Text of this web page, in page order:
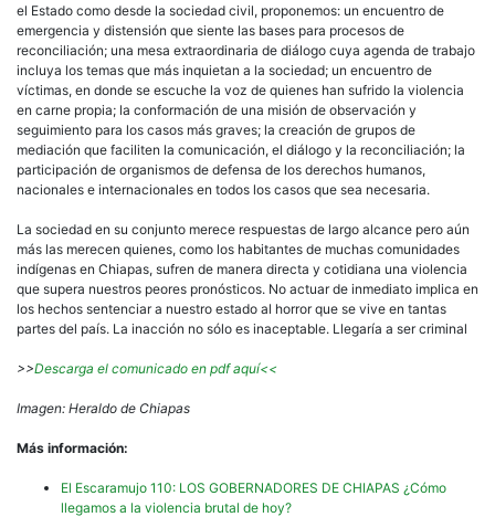
el Estado como desde la sociedad civil, proponemos: un encuentro de
emergencia y distensión que siente las bases para procesos de
reconciliación; una mesa extraordinaria de diálogo cuya agenda de trabajo
incluya los temas que más inquietan a la sociedad; un encuentro de
víctimas, en donde se escuche la voz de quienes han sufrido la violencia
en carne propia; la conformación de una misión de observación y
seguimiento para los casos más graves; la creación de grupos de
mediación que faciliten la comunicación, el diálogo y la reconciliación; la
participación de organismos de defensa de los derechos humanos,
nacionales e internacionales en todos los casos que sea necesaria.
La sociedad en su conjunto merece respuestas de largo alcance pero aún
más las merecen quienes, como los habitantes de muchas comunidades
indígenas en Chiapas, sufren de manera directa y cotidiana una violencia
que supera nuestros peores pronósticos. No actuar de inmediato implica en
los hechos sentenciar a nuestro estado al horror que se vive en tantas
partes del país. La inacción no sólo es inaceptable. Llegaría a ser criminal
>>Descarga el comunicado en pdf aquí<<
Imagen: Heraldo de Chiapas
Más información:
El Escaramujo 110: LOS GOBERNADORES DE CHIAPAS ¿Cómo
llegamos a la violencia brutal de hoy?